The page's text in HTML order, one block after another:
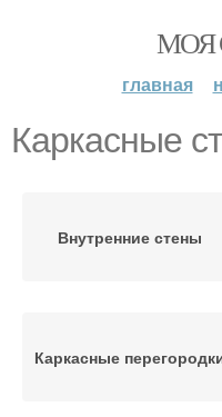
МОЯ
главная
Каркасные
Внутренние стены
Каркасные